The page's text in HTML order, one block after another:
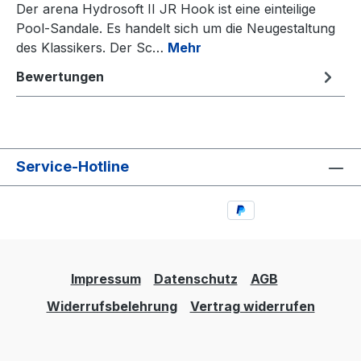
Der arena Hydrosoft II JR Hook ist eine einteilige
Pool-Sandale. Es handelt sich um die Neugestaltung
des Klassikers. Der Sc… Mehr
Bewertungen
Service-Hotline
Impressum Datenschutz
AGB
Widerrufsbelehrung
Vertrag widerrufen